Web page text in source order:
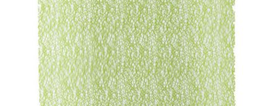
SOIRÉE
OCCASIONS
SPÉCIALES